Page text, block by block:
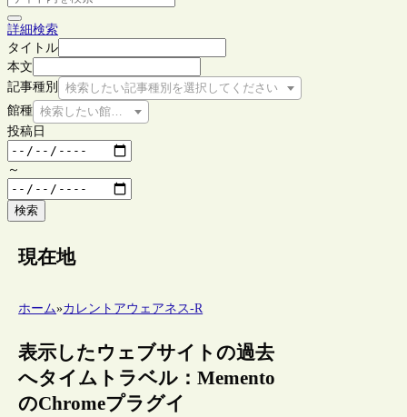
詳細検索
タイトル
本文
記事種別
検索したい記事種別を選択してください
館種 検索したい館種を選択してください
投稿日
～
検索
現在地
ホーム»カレントアウェアネス-R
表示したウェブサイトの過去
へタイムトラベル：Memento
のChromeプラグイ